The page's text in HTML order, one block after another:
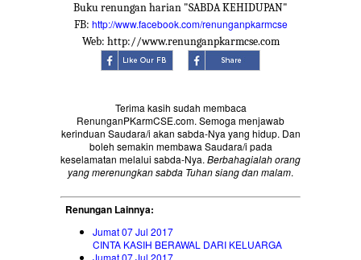
Buku renungan harian "SABDA KEHIDUPAN"
FB: http://www.facebook.com/renunganpkarmcse
Web: http://www.renunganpkarmcse.com
Terima kasih sudah membaca
RenunganPKarmCSE.com. Semoga menjawab
kerinduan Saudara/i akan sabda-Nya yang hidup. Dan
boleh semakin membawa Saudara/i pada
keselamatan melalui sabda-Nya. Berbahagialah orang
yang merenungkan sabda Tuhan siang dan malam.
Renungan Lainnya:
Jumat 07 Jul 2017
CINTA KASIH BERAWAL DARI KELUARGA